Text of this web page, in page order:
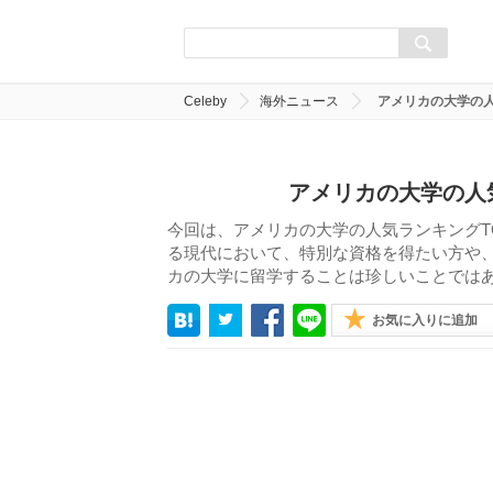
Celeby 海外ニュース アメリカの大学の
アメリカの大学の
今回は、アメリカの大学の人気ランキング
る現代において、特別な資格を得たい方や
カの大学に留学することは珍しいことでは
お気に入りに追加